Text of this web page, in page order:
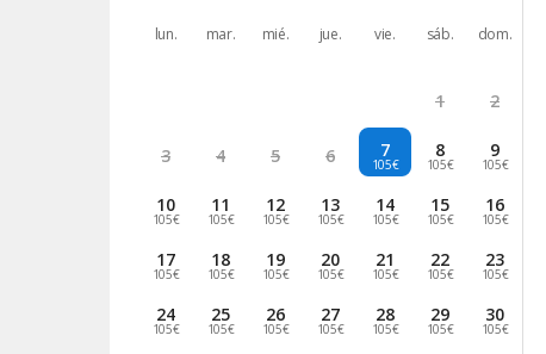
lun. mar. mié. jue. vie. sáb. dom.
1 2
3 4 5 6 7
105€
8
105€
9
105€
10
105€
11
105€
12
105€
13
105€
14
105€
15
105€
16
105€
17
105€
18
105€
19
105€
20
105€
21
105€
22
105€
23
105€
24
105€
25
105€
26
105€
27
105€
28
105€
29
105€
30
105€